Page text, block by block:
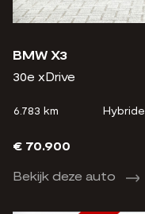
BMW X3
30e xDrive
6.783 km Hybride
€ 70.900
Bekijk deze auto